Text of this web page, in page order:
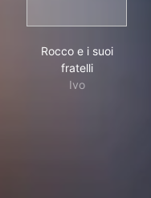
Rocco e i suoi
fratelli
Ivo